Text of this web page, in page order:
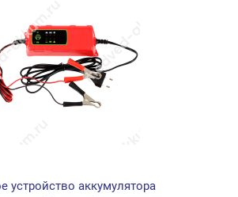
устройство аккумулятора